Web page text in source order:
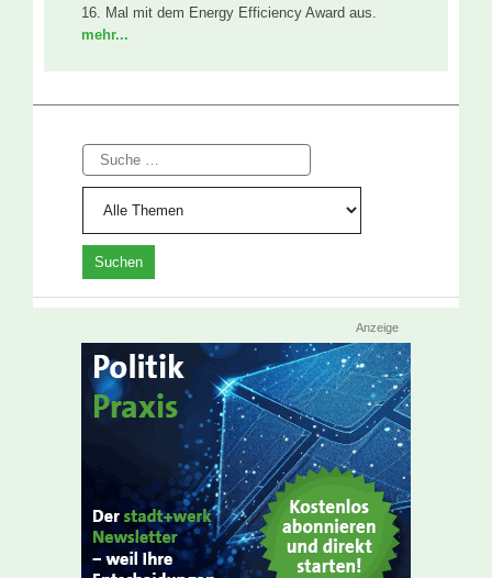
16. Mal mit dem Energy Efficiency Award aus.
mehr...
Suche
Anzeige